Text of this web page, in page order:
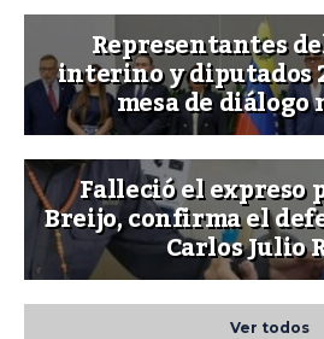
Representantes
interino y diputados
mesa de
Falleció el expreso
Breijo, confirma el
Carlos Julio
Ver todos